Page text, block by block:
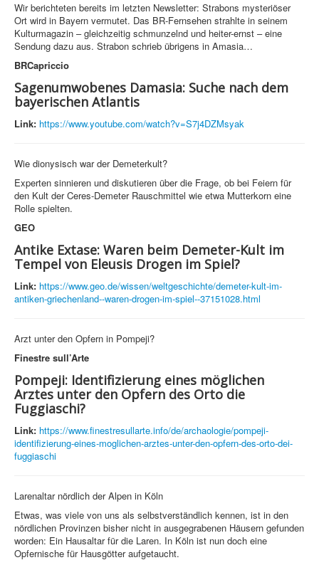
Wir berichteten bereits im letzten Newsletter: Strabons mysteriöser
Ort wird in Bayern vermutet. Das BR-Fernsehen strahlte in seinem
Kulturmagazin – gleichzeitig schmunzelnd und heiter-ernst – eine
Sendung dazu aus. Strabon schrieb übrigens in Amasia…
BRCapriccio
Sagenumwobenes Damasia: Suche nach dem
bayerischen Atlantis
Link: https://www.youtube.com/watch?v=S7j4DZMsyak
Wie dionysisch war der Demeterkult?
Experten sinnieren und diskutieren über die Frage, ob bei Feiern für
den Kult der Ceres-Demeter Rauschmittel wie etwa Mutterkorn eine
Rolle spielten.
GEO
Antike Extase: Waren beim Demeter-Kult im
Tempel von Eleusis Drogen im Spiel?
Link: https://www.geo.de/wissen/weltgeschichte/demeter-kult-im-
antiken-griechenland--waren-drogen-im-spiel--37151028.html
Arzt unter den Opfern in Pompeji?
Finestre sull’Arte
Pompeji: Identifizierung eines möglichen
Arztes unter den Opfern des Orto die
Fuggiaschi?
Link: https://www.finestresullarte.info/de/archaologie/pompeji-
identifizierung-eines-moglichen-arztes-unter-den-opfern-des-orto-dei-
fuggiaschi
Larenaltar nördlich der Alpen in Köln
Etwas, was viele von uns als selbstverständlich kennen, ist in den
nördlichen Provinzen bisher nicht in ausgegrabenen Häusern gefunden
worden: Ein Hausaltar für die Laren. In Köln ist nun doch eine
Opfernische für Hausgötter aufgetaucht.